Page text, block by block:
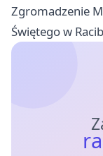
Zgromadzenie
Świętego w